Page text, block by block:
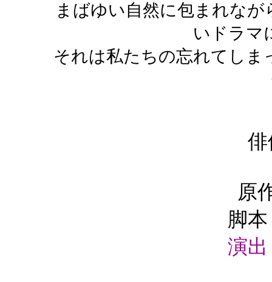
まばゆい自然に包まれな
いドラマ
それは私たちの忘れてしま
原
脚
演